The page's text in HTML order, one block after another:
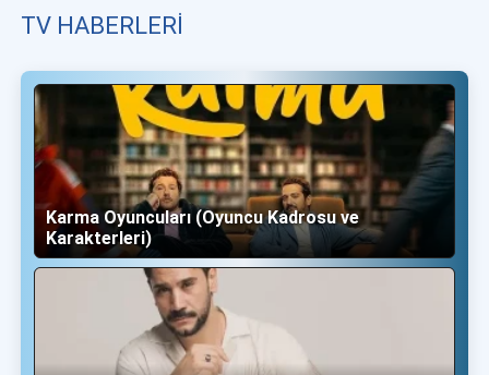
TV HABERLERI
Karma Oyuncuları (Oyuncu Kadrosu ve
Karakterleri)